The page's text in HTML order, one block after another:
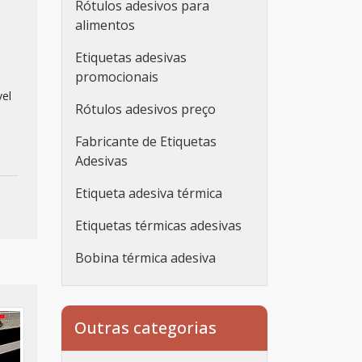
Rótulos adesivos para
alimentos
Etiquetas adesivas
promocionais
Rótulos adesivos preço
Fabricante de Etiquetas
Adesivas
Etiqueta adesiva térmica
Etiquetas térmicas adesivas
Bobina térmica adesiva
Etiqueta adesiva
personalizada
Etiqueta adesiva
Outras categorias